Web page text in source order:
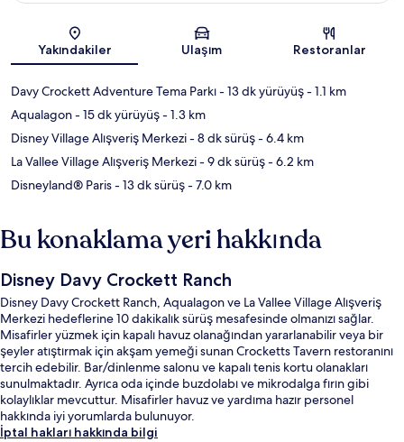
Yakındakiler Ulaşım Restoranlar
Davy Crockett Adventure Tema Parkı- 13 dk yürüyüş- 1.1 km
Aqualagon- 15 dk yürüyüş- 1.3 km
Disney Village Alışveriş Merkezi- 8 dk sürüş- 6.4 km
La Vallee Village Alışveriş Merkezi- 9 dk sürüş- 6.2 km
Disneyland® Paris- 13 dk sürüş- 7.0 km
Bu konaklama yeri hakkında
Disney Davy Crockett Ranch
Disney Davy Crockett Ranch, Aqualagon ve La Vallee Village Alışveriş
Merkezi hedeflerine 10 dakikalık sürüş mesafesinde olmanızı sağlar.
Misafirler yüzmek için kapalı havuz olanağından yararlanabilir veya bir
şeyler atıştırmak için akşam yemeği sunan Crocketts Tavern restoranını
tercih edebilir. Bar/dinlenme salonu ve kapalı tenis kortu olanakları
sunulmaktadır. Ayrıca oda içinde buzdolabı ve mikrodalga fırın gibi
kolaylıklar mevcuttur. Misafirler havuz ve yardıma hazır personel
hakkında iyi yorumlarda bulunuyor.
İptal hakları hakkında bilgi